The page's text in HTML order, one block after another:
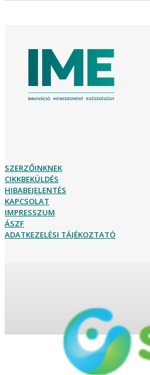
SZERZŐINKNEK
CIKKBEKÜLDÉS
HIBABEJELENTÉS
KAPCSOLAT
IMPRESSZUM
ÁSZF
ADATKEZELÉSI TÁJÉKOZTATÓ